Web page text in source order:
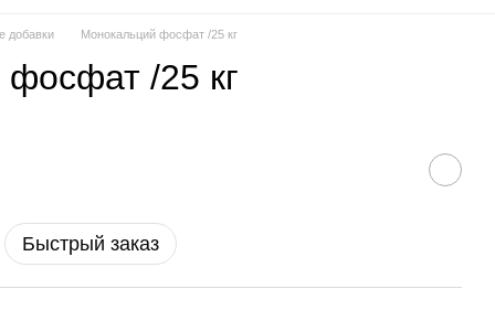
добавки Монокальций фосфат /25 кг
/25 кг
Быстрый заказ